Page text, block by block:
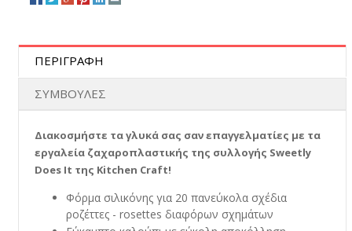
ΣΥΜΒΟΥΛΕΣ
Διακοσμήστε τα γλυκά σας σαν επαγγελματίες με τα
εργαλεία ζαχαροπλαστικής της συλλογής Sweetly
Does It της Kitchen Craft!